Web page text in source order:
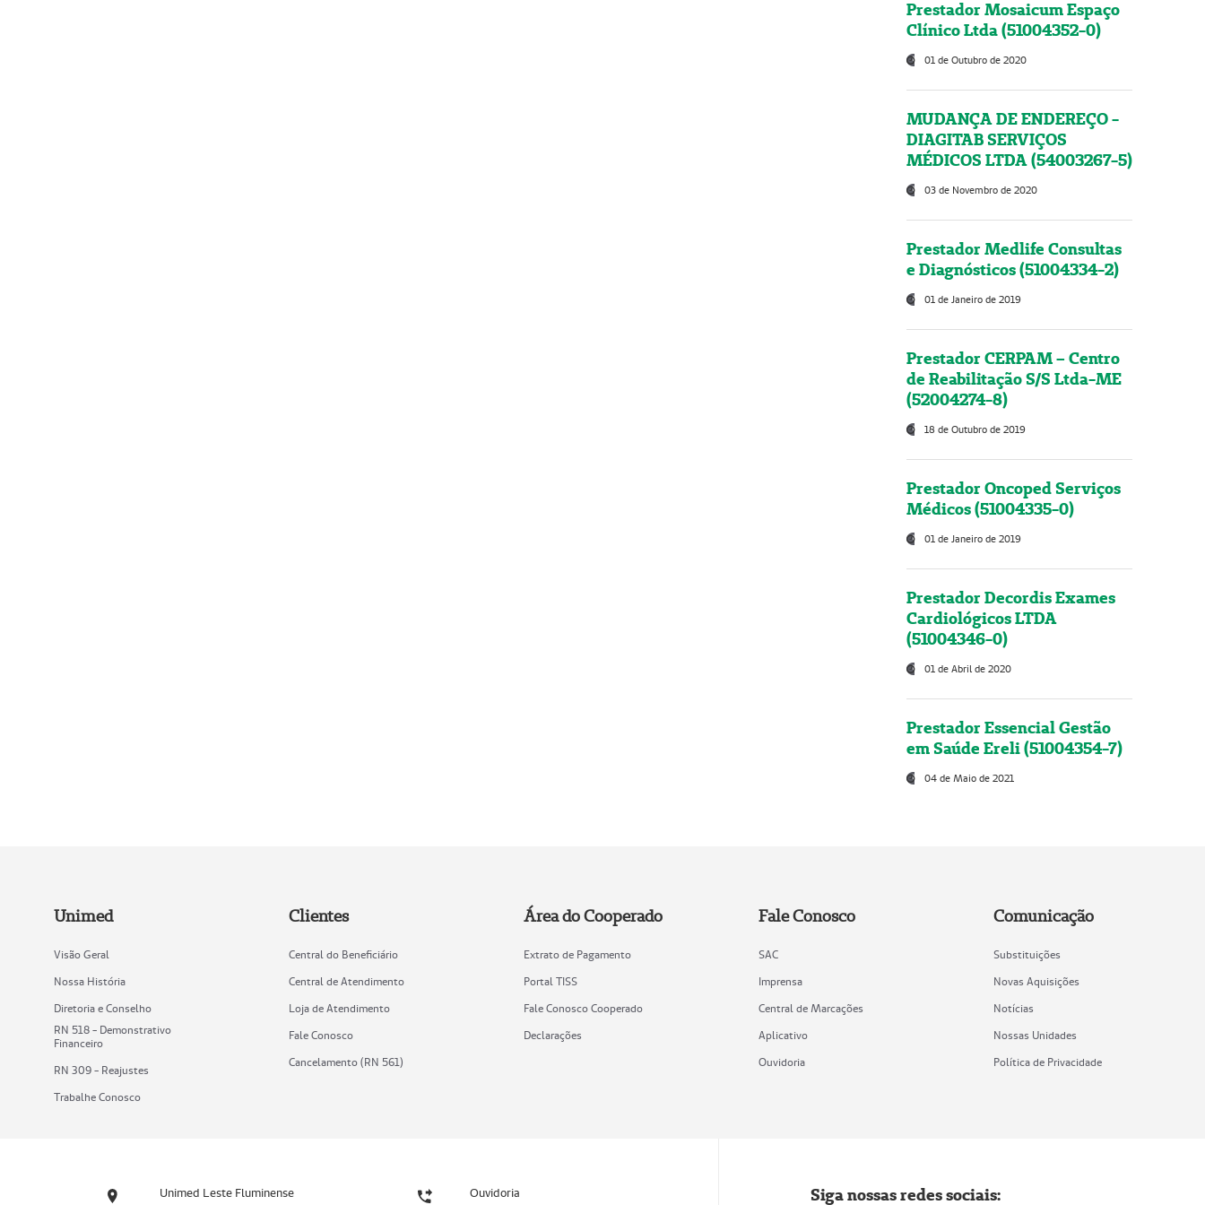
Prestador Mosaicum Espaço
Clínico Ltda (51004352-0)
01 de Outubro de 2020
MUDANÇA DE ENDEREÇO -
DIAGITAB SERVIÇOS
MÉDICOS LTDA (54003267-5)
03 de Novembro de 2020
Prestador Medlife Consultas
e Diagnósticos (51004334-2)
01 de Janeiro de 2019
Prestador CERPAM – Centro
de Reabilitação S/S Ltda-ME
(52004274-8)
18 de Outubro de 2019
Prestador Oncoped Serviços
Médicos (51004335-0)
01 de Janeiro de 2019
Prestador Decordis Exames
Cardiológicos LTDA
(51004346-0)
01 de Abril de 2020
Prestador Essencial Gestão
em Saúde Ereli (51004354-7)
04 de Maio de 2021
Unimed
Visão Geral
Nossa História
Diretoria e Conselho
RN 518 - Demonstrativo
Financeiro
RN 309 - Reajustes
Trabalhe Conosco
Clientes
Central do Beneficiário
Central de Atendimento
Loja de Atendimento
Fale Conosco
Cancelamento (RN 561)
Área do Cooperado
Extrato de Pagamento
Portal TISS
Fale Conosco Cooperado
Declarações
Fale Conosco
SAC
Imprensa
Central de Marcações
Aplicativo
Ouvidoria
Comunicação
Substituições
Novas Aquisições
Notícias
Nossas Unidades
Política de Privacidade
Unimed Leste Fluminense Ouvidoria Siga nossas redes sociais: